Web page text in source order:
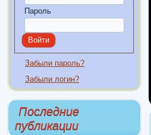
Пароль
Забыли пароль?
Забыли логин?
Последние
публикации